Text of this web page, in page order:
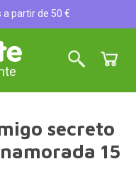
partir de 50 €
secreto
15